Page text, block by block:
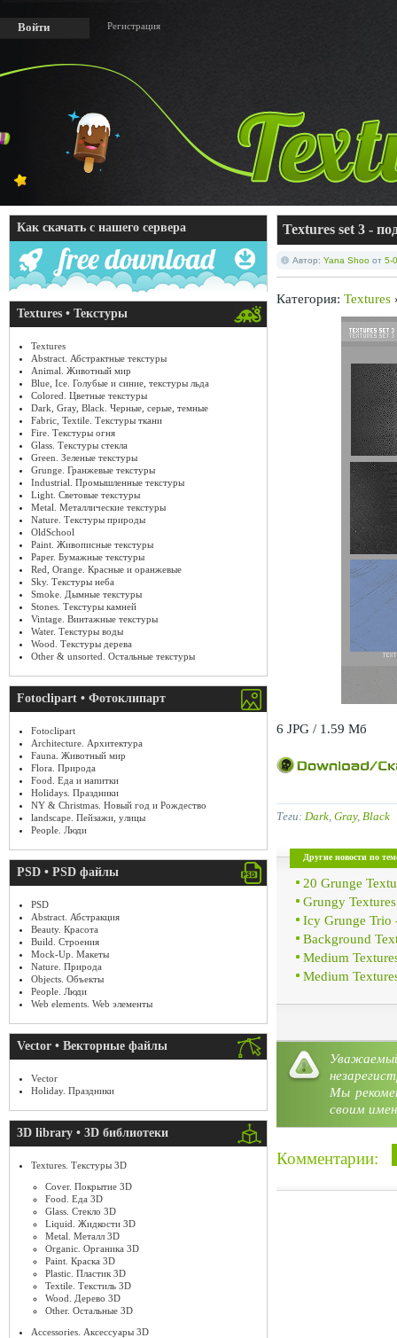
Войти Регистрация
Как скачать с нашего сервера
Textures • Текстуры
Textures
Abstract. Абстрактные текстуры
Animal. Животный мир
Blue, Ice. Голубые и синие, текстуры льда
Colored. Цветные текстуры
Dark, Gray, Black. Черные, серые, темные
Fabric, Textile. Текстуры ткани
Fire. Текстуры огня
Glass. Текстуры стекла
Green. Зеленые текстуры
Grunge. Гранжевые текстуры
Industrial. Промышленные текстуры
Light. Световые текстуры
Metal. Металлические текстуры
Nature. Текстуры природы
OldSchool
Paint. Живописные текстуры
Paper. Бумажные текстуры
Red, Orange. Красные и оранжевые
Sky. Текстуры неба
Smoke. Дымные текстуры
Stones. Текстуры камней
Vintage. Винтажные текстуры
Water. Текстуры воды
Wood. Текстуры дерева
Other & unsorted. Остальные текстуры
Fotoclipart • Фотоклипарт
Fotoclipart
Architecture. Архитектура
Fauna. Животный мир
Flora. Природа
Food. Еда и напитки
Holidays. Праздники
NY & Christmas. Новый год и Рождество
landscape. Пейзажи, улицы
People. Люди
PSD • PSD файлы
PSD
Abstract. Абстракция
Beauty. Красота
Build. Строения
Mock-Up. Макеты
Nature. Природа
Objects. Объекты
People. Люди
Web elements. Web элементы
Vector • Векторные файлы
Vector
Holiday. Праздники
3D library • 3D библиотеки
Textures. Текстуры 3D
Cover. Покрытие 3D
Food. Еда 3D
Glass. Стекло 3D
Liquid. Жидкости 3D
Metal. Металл 3D
Organic. Органика 3D
Paint. Краска 3D
Plastic. Пластик 3D
Textile. Текстиль 3D
Wood. Дерево 3D
Other. Остальные 3D
Accessories. Аксессуары 3D
Textures set 3 -
Автор: Yana Shoo от 5-
Категория: Textures
6 JPG / 1.59 Мб
Теги: Dark Gray, Black
Другие новости по
20 Grunge
Grungy
Icy Grunge Trio
Background
Medium
Medium
Категория:Textures»Dark,
Мы
своим
Комментарии: